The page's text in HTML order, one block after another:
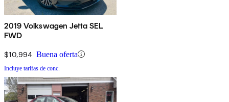
2019 Volkswagen Jetta SEL
FWD
$10,994 Buena oferta
Incluye tarifas de conc.